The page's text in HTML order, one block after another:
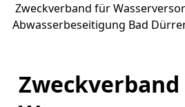
Zweckverband für
Abwasserbeseitigung Bad